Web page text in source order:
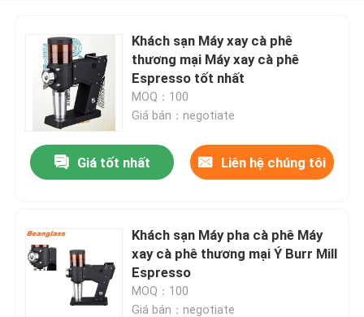
Khách sạn Máy xay cà phê
thương mại Máy xay cà phê
Espresso tốt nhất
MOQ：100
Giá bán：negotiate
Giá tốt nhất Liên hệ chúng tôi
Khách sạn Máy pha cà phê Máy
xay cà phê thương mại Ý Burr Mill
Espresso
MOQ：100
Giá bán：negotiate